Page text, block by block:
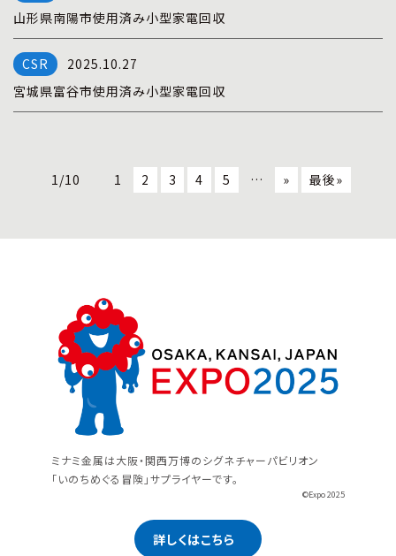
山形県南陽市使用済み小型家電回収
2025.10.27
宮城県富谷市使用済み小型家電回収
1/10 1 2 3 4 5 … » 最後»
ミナミ金属は大阪・関西万博のシグネチャーパビリオン
「いのちめぐる冒険」サプライヤーです。
©Expo 2025
詳しくはこちら